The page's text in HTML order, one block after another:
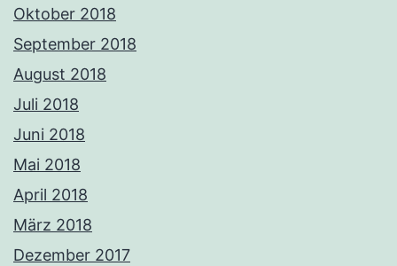
Oktober 2018
September 2018
August 2018
Juli 2018
Juni 2018
Mai 2018
April 2018
März 2018
Dezember 2017